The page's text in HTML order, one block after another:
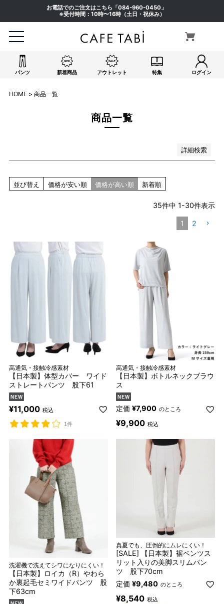
お電話でのご注文はこちら「084-960-0450 」
※受付時間：10時〜16時（土日・祝休み）
パンツ 新着商品 アウトレット 特集 ログイン
HOME 商品一覧
商品一覧
詳細検索
イエロー系
パープル系
その他（柄）
在庫なし商品
検索
並び替え 価格が安い順 価格が高い順 新着順
35件中 1-30件表示
1 2
高通気・接触冷感素材
【日本製】体型カバー ワイド
ストレートパンツ 股下61
¥11,000 税込
1件
高通気・接触冷感素材
【日本製】ボトルネックブラウ
ス
定価 ¥7,900 のところ
¥9,900 税込
洗濯機で洗えてシワになりにくい！
【日本製】ロイカ（R）やわら
か裏起毛セミワイドパンツ 股
下63cm
真夏でも、圧倒的にムレにくい！
[SALE] 【日本製】裾ベンツス
リット入りの美脚スリムパン
ツ 股下70cm
定価 ¥9,480 のところ
¥8,540 税込